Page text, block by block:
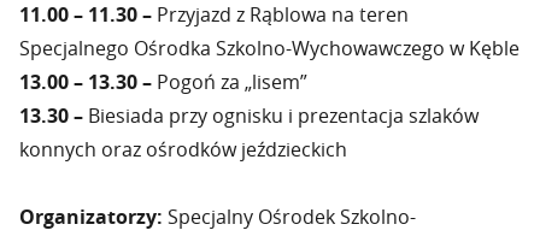
11.00 – 11.30 – Przyjazd z Rąblowa na teren
Specjalnego Ośrodka Szkolno-Wychowawczego w Kęble
13.00 – 13.30 – Pogoń za „lisem”
13.30 – Biesiada przy ognisku i prezentacja szlaków
konnych oraz ośrodków jeździeckich
Organizatorzy: Specjalny Ośrodek Szkolno-